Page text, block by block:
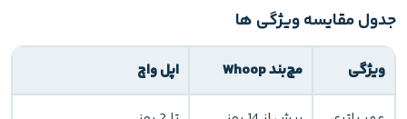
جدول مقایسه ویژگی ها
ویژگی مچ‌بند Whoop اپل واچ